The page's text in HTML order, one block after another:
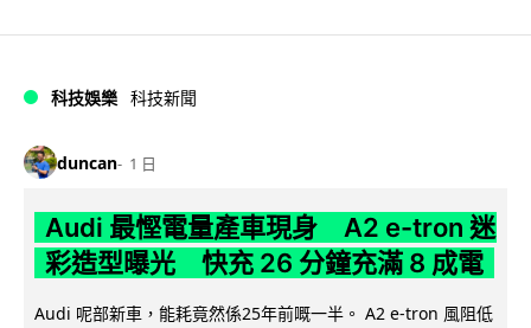
科技娛樂 科技新聞
duncan 1 日
Audi 最慳電量產車現身 A2 e-tron 迷
彩造型曝光 快充 26 分鐘充滿 8 成電
Audi 呢部新車，能耗竟然係25年前嘅一半。 A2 e-tron 風阻低